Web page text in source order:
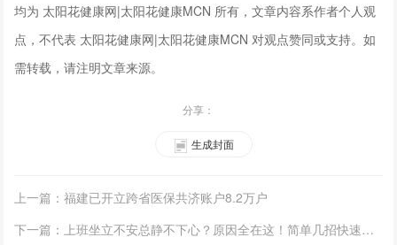
均为 太阳花健康网|太阳花健康MCN 所有，文章内容系作者个人观
点，不代表 太阳花健康网|太阳花健康MCN 对观点赞同或支持。如
需转载，请注明文章来源。
分享：
生成封面
上一篇：福建已开立跨省医保共济账户8.2万户
下一篇：上班坐立不安总静不下心？原因全在这！简单几招快速缓解